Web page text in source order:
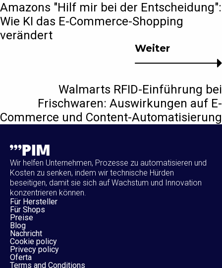
Weiter
Walmarts RFID-Einführung bei
Frischwaren: Auswirkungen auf E-
Commerce und Content-Automatisierung
Amazons "Hilf mir bei der Entscheidung":
Wie KI das E-Commerce-Shopping
verändert
Wir helfen Unternehmen, Prozesse zu automatisieren und
Kosten zu senken, indem wir technische Hürden
beseitigen, damit sie sich auf Wachstum und Innovation
konzentrieren können.
Für Hersteller
Für Shops
Preise
Blog
Nachricht
Cookie policy
Privecy policy
Oferta
Terms and Conditions